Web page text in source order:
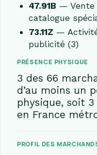
47.91B — Vente
catalogue
73.11Z —
publicité (3)
PRÉSENCE PHYSIQUE
3 des 66
d’au moins un
physique, soit 3
en France
PROFIL DES